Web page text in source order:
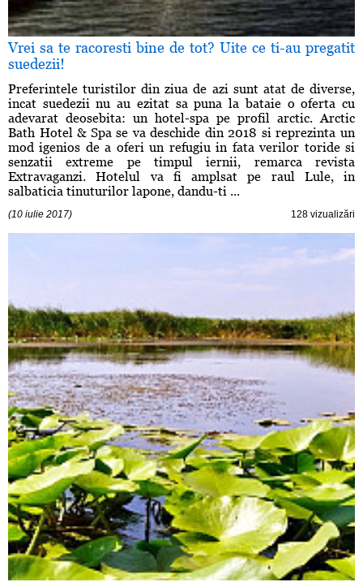
Vrei sa te racoresti bine de tot? Uite ce ti-au pregatit
suedezii!
Preferintele turistilor din ziua de azi sunt atat de diverse,
incat suedezii nu au ezitat sa puna la bataie o oferta cu
adevarat deosebita: un hotel-spa pe profil arctic. Arctic
Bath Hotel & Spa se va deschide din 2018 si reprezinta un
mod igenios de a oferi un refugiu in fata verilor toride si
senzatii extreme pe timpul iernii, remarca revista
Extravaganzi. Hotelul va fi amplsat pe raul Lule, in
salbaticia tinuturilor lapone, dandu-ti ...
(10 iulie 2017) 128 vizualizări